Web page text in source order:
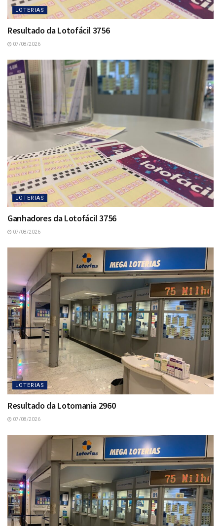
LOTERIAS
Resultado da Lotofácil 3756
07/08/2026
LOTERIAS
Ganhadores da Lotofácil 3756
07/08/2026
LOTERIAS
Resultado da Lotomania 2960
07/08/2026